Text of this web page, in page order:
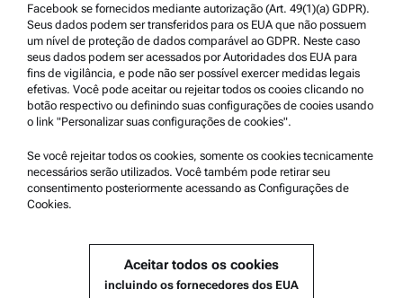
Suporte ao produto
Serviço certificado Anton Paar
Declaração de Segurança
Centros Técnicos Anton Paar
Entre em contato conosco
Informações sobre a empresa
Facebook se fornecidos mediante autorização (Art. 49(1)(a) GDPR).
Seus dados podem ser transferidos para os EUA que não possuem
um nível de proteção de dados comparável ao GDPR. Neste caso
seus dados podem ser acessados por Autoridades dos EUA para
fins de vigilância, e pode não ser possível exercer medidas legais
efetivas. Você pode aceitar ou rejeitar todos os cooies clicando no
botão respectivo ou definindo suas configurações de cooies usando
o link "Personalizar suas configurações de cookies".
Se você rejeitar todos os cookies, somente os cookies tecnicamente
necessários serão utilizados. Você também pode retirar seu
consentimento posteriormente acessando as Configurações de
Cookies.
Aceitar todos os cookies
incluindo os fornecedores dos EUA